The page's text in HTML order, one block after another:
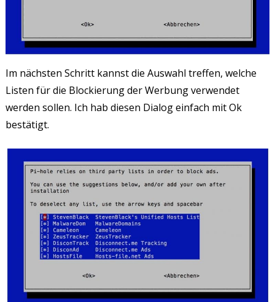
Im nächsten Schritt kannst die Auswahl treffen, welche
Listen für die Blockierung der Werbung verwendet
werden sollen. Ich hab diesen Dialog einfach mit Ok
bestätigt.